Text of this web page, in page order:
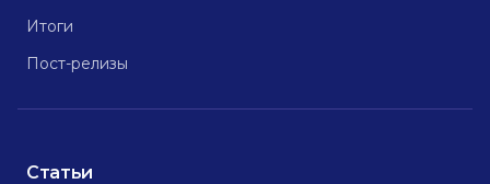
Итоги
Пост-релизы
Статьи